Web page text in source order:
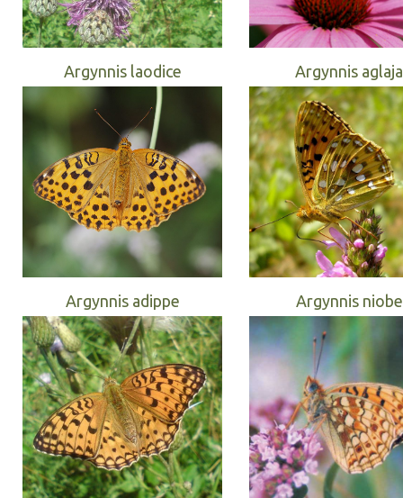
Argynnis laodice Argynnis aglaja
Argynnis adippe Argynnis niobe